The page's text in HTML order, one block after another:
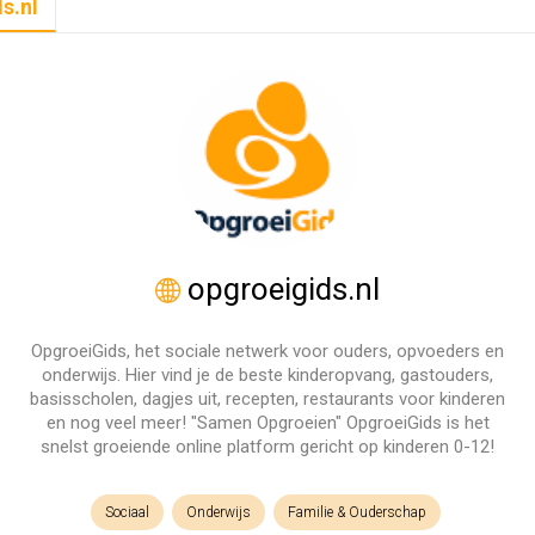
opgroeigids.nl
OpgroeiGids, het sociale netwerk voor ouders, opvoeders en
onderwijs. Hier vind je de beste kinderopvang, gastouders,
basisscholen, dagjes uit, recepten, restaurants voor kinderen
en nog veel meer! "Samen Opgroeien" OpgroeiGids is het
snelst groeiende online platform gericht op kinderen 0-12!
Sociaal Onderwijs Familie & Ouderschap